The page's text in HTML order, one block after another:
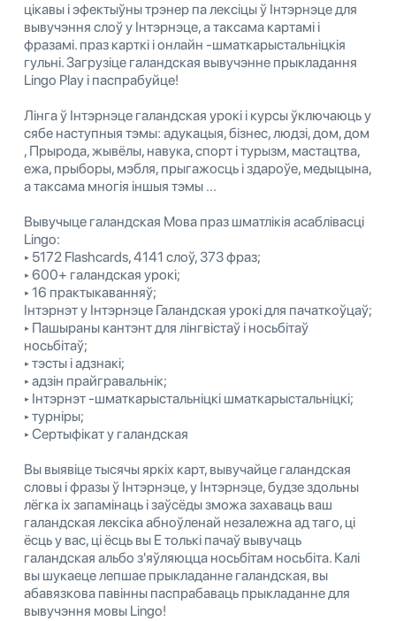
цікавы і эфектыўны трэнер па лексіцы ў Інтэрнэце для
вывучэння слоў у Інтэрнэце, а таксама картамі і
фразамі. праз карткі і онлайн -шматкарыстальніцкія
гульні. Загрузіце галандская вывучэнне прыкладання
Lingo Play і паспрабуйце!
Лінга ў Інтэрнэце галандская урокі і курсы ўключаюць у
сябе наступныя тэмы: адукацыя, бізнес, людзі, дом, дом
, Прырода, жывёлы, навука, спорт і турызм, мастацтва,
ежа, прыборы, мэбля, прыгажосць і здароўе, медыцына,
а таксама многія іншыя тэмы ...
Вывучыце галандская Мова праз шматлікія асаблівасці
Lingo:
‣ 5172 Flashcards, 4141 слоў, 373 фраз;
‣ 600+ галандская урокі;
‣ 16 практыкаванняў;
Інтэрнэт у Інтэрнэце Галандская урокі для пачаткоўцаў;
‣ Пашыраны кантэнт для лінгвістаў і носьбітаў
носьбітаў;
‣ тэсты і адзнакі;
‣ адзін прайгравальнік;
‣ Інтэрнэт -шматкарыстальніцкі шматкарыстальніцкі;
‣ турніры;
‣ Сертыфікат у галандская
Вы выявіце тысячы яркіх карт, вывучайце галандская
словы і фразы ў Інтэрнэце, у Інтэрнэце, будзе здольны
лёгка іх запамінаць і заўсёды зможа захаваць ваш
галандская лексіка абноўленай незалежна ад таго, ці
ёсць у вас, ці ёсць вы E толькі пачаў вывучаць
галандская альбо з'яўляюцца носьбітам носьбіта. Калі
вы шукаеце лепшае прыкладанне галандская, вы
абавязкова павінны паспрабаваць прыкладанне для
вывучэння мовы Lingo!